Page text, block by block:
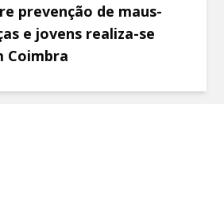
prevenção de maus-
e jovens realiza-se
Coimbra